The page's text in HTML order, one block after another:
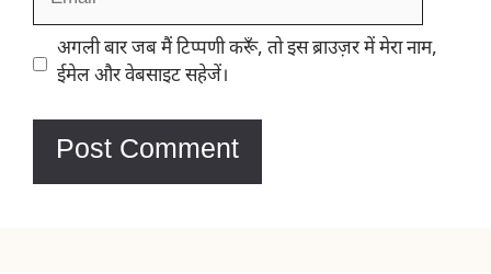
Website
अगली बार जब मैं टिप्पणी करूँ, तो इस ब्राउज़र में मेरा नाम,
ईमेल और वेबसाइट सहेजें।